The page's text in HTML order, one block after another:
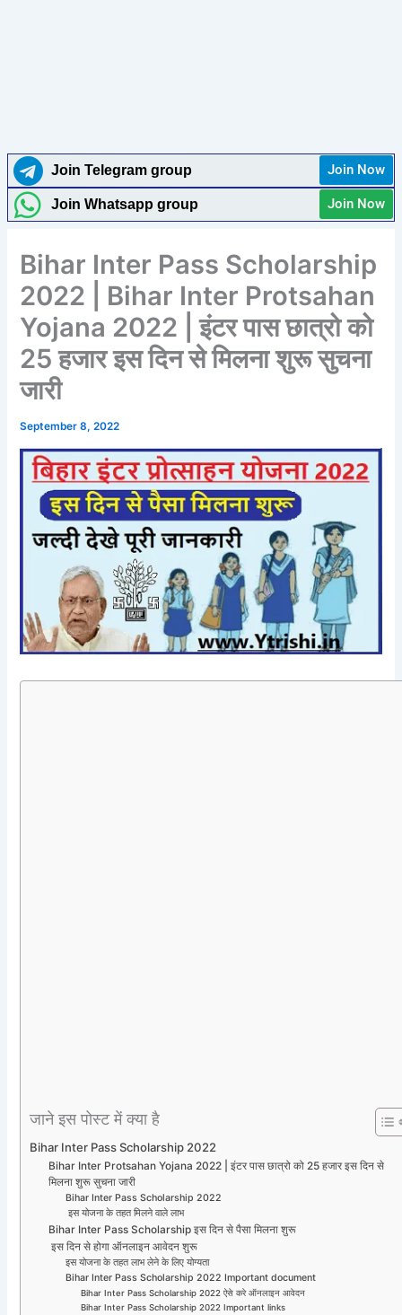
Join Telegram group Join Now
Join Whatsapp group Join Now
Bihar Inter Pass Scholarship
2022 | Bihar Inter Protsahan
Yojana 2022 | इंटर पास छात्रो को
25 हजार इस दिन से मिलना शुरू सुचना
जारी
September 8, 2022
जाने इस पोस्ट में क्या है
Bihar Inter Pass Scholarship 2022
Bihar Inter Protsahan Yojana 2022 | इंटर पास छात्रो को 25 हजार इस दिन से
मिलना शुरू सुचना जारी
Bihar Inter Pass Scholarship 2022
इस योजना के तहत मिलने वाले लाभ
Bihar Inter Pass Scholarship इस दिन से पैसा मिलना शुरू
इस दिन से होगा ऑनलाइन आवेदन शुरू
इस योजना के तहत लाभ लेने के लिए योग्यता
Bihar Inter Pass Scholarship 2022 Important document
Bihar Inter Pass Scholarship 2022 ऐसे करे ऑनलाइन आवेदन
Bihar Inter Pass Scholarship 2022 Important links